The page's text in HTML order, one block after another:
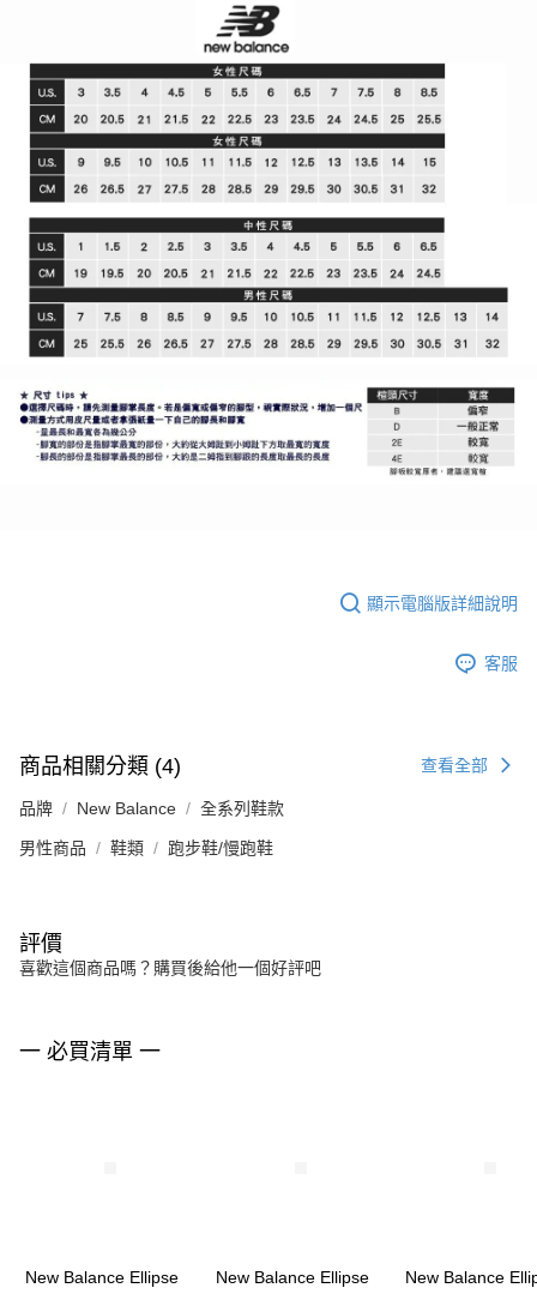
顯示電腦版詳細說明
客服
商品相關分類 (4) 查看全部
品牌 New Balance 全系列鞋款
男性商品 鞋類 跑步鞋/慢跑鞋
評價
喜歡這個商品嗎？購買後給他一個好評吧
一 必買清單 一
New Balance Ellipse
New Balance Ellipse
New Balance